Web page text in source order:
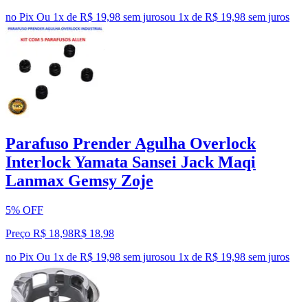
no Pix Ou 1x de R$ 19,98 sem jurosou 1x de R$ 19,98 sem juros
Parafuso Prender Agulha Overlock
Interlock Yamata Sansei Jack Maqi
Lanmax Gemsy Zoje
5% OFF
Preço R$ 18,98R$ 18,98
no Pix Ou 1x de R$ 19,98 sem jurosou 1x de R$ 19,98 sem juros